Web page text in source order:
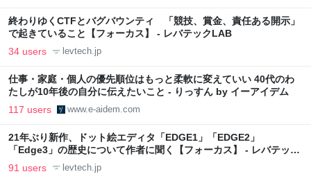
終わりゆくCTFとバグバウンティ 「競技、賞金、責任ある開示」
で起きていること【フォーカス】 - レバテックLAB
34 users levtech.jp
仕事・家庭・個人の優先順位はもっと柔軟に変えていい 40代のわ
たしが10年後の自分に伝えたいこと - りっすん by イーアイデム
117 users www.e-aidem.com
21年ぶり新作、ドット絵エディタ「EDGE1」「EDGE2」
「Edge3」の歴史について作者に聞く【フォーカス】 - レバテック
LAB
91 users levtech.jp